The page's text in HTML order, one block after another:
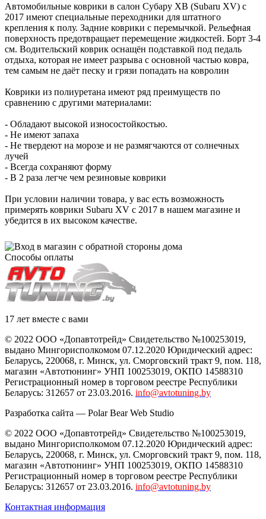
Автомобильные коврики в салон Субару ХВ (Subaru XV) с
2017 имеют специальные переходники для штатного
крепления к полу. Задние коврики с перемычкой. Рельефная
поверхность предотвращает перемещение жидкостей. Борт 3-4
см. Водительский коврик оснащён подставкой под педаль
отдыха, которая не имеет разрыва с основной частью ковра,
тем самым не даёт песку и грязи попадать на ковролин
Коврики из полиуретана имеют ряд преимуществ по
сравнению с другими материалами:
- Обладают высокой износостойкостью.
- Не имеют запаха
- Не твердеют на морозе и не размягчаются от солнечных
лучей
- Всегда сохраняют форму
- В 2 раза легче чем резиновые коврики
При условии наличии товара, у вас есть возможность
примерять коврики Subaru XV с 2017 в нашем магазине и
убедится в их высоком качестве.
Способы оплаты
17 лет вместе с вами
© 2022 ООО «Допавтотрейд» Свидетельство №100253019,
выдано Мингорисполкомом 07.12.2020 Юридический адрес:
Беларусь, 220068, г. Минск, ул. Сморговский тракт 9, пом. 118,
магазин «Автотюнинг» УНП 100253019, ОКПО 14588310
Регистрационный номер в торговом реестре Республики
Беларусь: 312657 от 23.03.2016. info@avtotuning.by
Разработка сайта — Polar Bear Web Studio
© 2022 ООО «Допавтотрейд» Свидетельство №100253019,
выдано Мингорисполкомом 07.12.2020 Юридический адрес:
Беларусь, 220068, г. Минск, ул. Сморговский тракт 9, пом. 118,
магазин «Автотюнинг» УНП 100253019, ОКПО 14588310
Регистрационный номер в торговом реестре Республики
Беларусь: 312657 от 23.03.2016. info@avtotuning.by
Контактная информация